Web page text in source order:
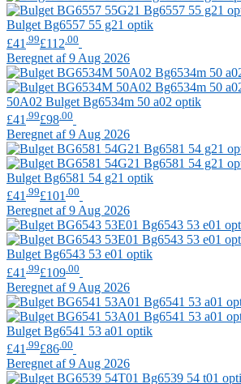
Bulget Bg6557 55 g21 optik
£41 .99£112 .00
Beregnet af 9 Aug 2026
50A02 Bulget Bg6534m 50 a02 optik
£41 .99£98 .00
Beregnet af 9 Aug 2026
Bulget Bg6581 54 g21 optik
£41 .99£101 .00
Beregnet af 9 Aug 2026
Bulget Bg6543 53 e01 optik
£41 .99£109 .00
Beregnet af 9 Aug 2026
Bulget Bg6541 53 a01 optik
£41 .99£86 .00
Beregnet af 9 Aug 2026